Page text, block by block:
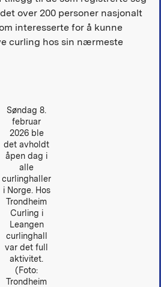
over 200 personer nasjonalt
interesserte for å kunne
curling hos sin nærmeste
Søndag 8.
februar
2026 ble
det avholdt
åpen dag i
alle
curlinghaller
i Norge. Hos
Trondheim
Curling i
Leangen
curlinghall
var det full
aktivitet.
(Foto:
Trondheim